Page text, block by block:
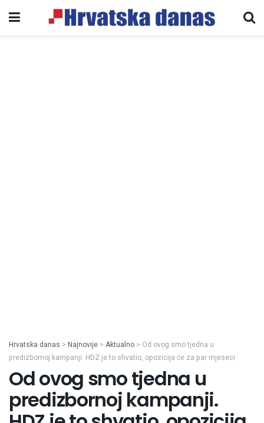
Hrvatska danas > Najnovije > Aktualno > Od ovog smo tjedna u
predizbornoj kampanji. HDZ je to shvatio, opozicija će za par mjeseci
Od ovog smo tjedna u
predizbornoj kampanji.